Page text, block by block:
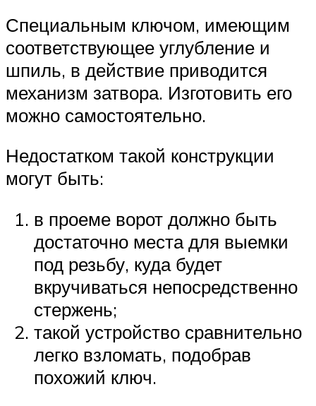
Специальным ключом, имеющим
соответствующее углубление и
шпиль, в действие приводится
механизм затвора. Изготовить его
можно самостоятельно.
Недостатком такой конструкции
могут быть:
в проеме ворот должно быть
достаточно места для выемки
под резьбу, куда будет
вкручиваться непосредственно
стержень;
такой устройство сравнительно
легко взломать, подобрав
похожий ключ.